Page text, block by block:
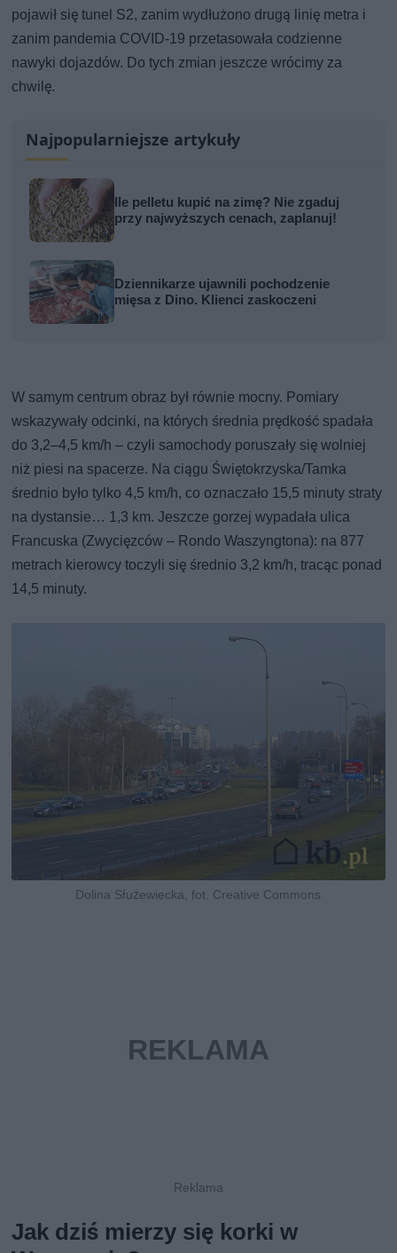
pojawił się tunel S2, zanim wydłużono drugą linię metra i
zanim pandemia COVID-19 przetasowała codzienne
nawyki dojazdów. Do tych zmian jeszcze wrócimy za
chwilę.
Najpopularniejsze artykuły
Ile pelletu kupić na zimę? Nie zgaduj
przy najwyższych cenach, zaplanuj!
Dziennikarze ujawnili pochodzenie
mięsa z Dino. Klienci zaskoczeni
W samym centrum obraz był równie mocny. Pomiary
wskazywały odcinki, na których średnia prędkość spadała
do 3,2–4,5 km/h – czyli samochody poruszały się wolniej
niż piesi na spacerze. Na ciągu Świętokrzyska/Tamka
średnio było tylko 4,5 km/h, co oznaczało 15,5 minuty straty
na dystansie… 1,3 km. Jeszcze gorzej wypadała ulica
Francuska (Zwycięzców – Rondo Waszyngtona): na 877
metrach kierowcy toczyli się średnio 3,2 km/h, tracąc ponad
14,5 minuty.
Dolina Służewiecka, fot. Creative Commons
Jak dziś mierzy się korki w